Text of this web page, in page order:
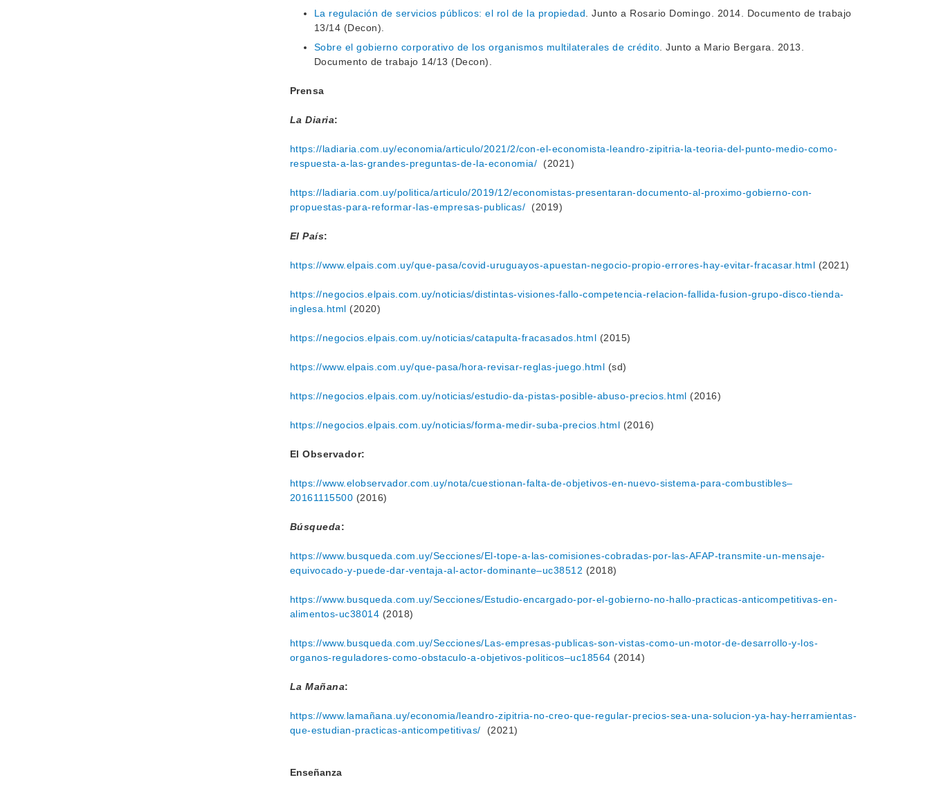
La regulación de servicios públicos: el rol de la propiedad . Junto a Rosario Domingo. 2014. Documento de trabajo
13/14 (Decon).
Sobre el gobierno corporativo de los organismos multilaterales de crédito . Junto a Mario Bergara. 2013.
Documento de trabajo 14/13 (Decon).
Prensa
La Diaria:
https://ladiaria.com.uy/economia/articulo/2021/2/con-el-economista-leandro-zipitria-la-teoria-del-punto-medio-como-
respuesta-a-las-grandes-preguntas-de-la-economia/ (2021)
https://ladiaria.com.uy/politica/articulo/2019/12/economistas-presentaran-documento-al-proximo-gobierno-con-
propuestas-para-reformar-las-empresas-publicas/ (2019)
El País:
https://www.elpais.com.uy/que-pasa/covid-uruguayos-apuestan-negocio-propio-errores-hay-evitar-fracasar.html (2021)
https://negocios.elpais.com.uy/noticias/distintas-visiones-fallo-competencia-relacion-fallida-fusion-grupo-disco-tienda-
inglesa.html (2020)
https://negocios.elpais.com.uy/noticias/catapulta-fracasados.html (2015)
https://www.elpais.com.uy/que-pasa/hora-revisar-reglas-juego.html (sd)
https://negocios.elpais.com.uy/noticias/estudio-da-pistas-posible-abuso-precios.html (2016)
https://negocios.elpais.com.uy/noticias/forma-medir-suba-precios.html (2016)
El Observador:
https://www.elobservador.com.uy/nota/cuestionan-falta-de-objetivos-en-nuevo-sistema-para-combustibles–
20161115500 (2016)
Búsqueda:
https://www.busqueda.com.uy/Secciones/El-tope-a-las-comisiones-cobradas-por-las-AFAP-transmite-un-mensaje-
equivocado-y-puede-dar-ventaja-al-actor-dominante–uc38512 (2018)
https://www.busqueda.com.uy/Secciones/Estudio-encargado-por-el-gobierno-no-hallo-practicas-anticompetitivas-en-
alimentos-uc38014 (2018)
https://www.busqueda.com.uy/Secciones/Las-empresas-publicas-son-vistas-como-un-motor-de-desarrollo-y-los-
organos-reguladores-como-obstaculo-a-objetivos-politicos–uc18564 (2014)
La Mañana:
https://www.lamañana.uy/economia/leandro-zipitria-no-creo-que-regular-precios-sea-una-solucion-ya-hay-herramientas-
que-estudian-practicas-anticompetitivas/ (2021)
Enseñanza